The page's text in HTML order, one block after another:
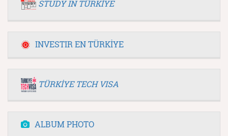
STUDY IN TÜRKİYE
INVESTIR EN TÜRKİYE
TÜRKİYE TECH VISA
ALBUM PHOTO